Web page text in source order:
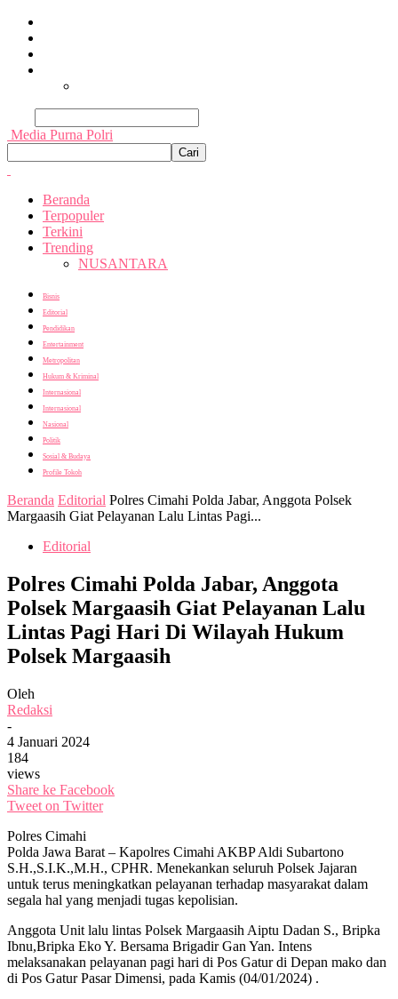
Media Purna Polri
Beranda
Terpopuler
Terkini
Trending
NUSANTARA
Bisnis
Editorial
Pendidikan
Entertainment
Metropolitan
Hukum & Kriminal
Internasional
Internasional
Nasional
Politik
Sosial & Budaya
Profile Tokoh
Beranda Editorial Polres Cimahi Polda Jabar, Anggota Polsek
Margaasih Giat Pelayanan Lalu Lintas Pagi...
Editorial
Polres Cimahi Polda Jabar, Anggota
Polsek Margaasih Giat Pelayanan Lalu
Lintas Pagi Hari Di Wilayah Hukum
Polsek Margaasih
Oleh
Redaksi
-
4 Januari 2024
184
views
Share ke Facebook
Tweet on Twitter
Polres Cimahi
Polda Jawa Barat – Kapolres Cimahi AKBP Aldi Subartono
S.H.,S.I.K.,M.H., CPHR. Menekankan seluruh Polsek Jajaran
untuk terus meningkatkan pelayanan terhadap masyarakat dalam
segala hal yang menjadi tugas kepolisian.
Anggota Unit lalu lintas Polsek Margaasih Aiptu Dadan S., Bripka
Ibnu,Bripka Eko Y. Bersama Brigadir Gan Yan. Intens
melaksanakan pelayanan pagi hari di Pos Gatur di Depan mako dan
di Pos Gatur Pasar Dimensi, pada Kamis (04/01/2024) .